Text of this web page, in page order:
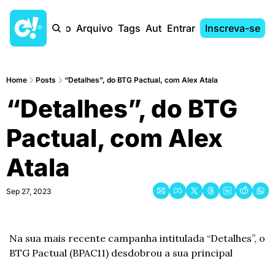
Início Arquivo Tags AutoresEntrar Inscreva-se
Home Posts “Detalhes”, do BTG Pactual, com Alex Atala
“Detalhes”, do BTG
Pactual, com Alex
Atala
Sep 27, 2023
Na sua mais recente campanha intitulada “Detalhes”, o
BTG Pactual (BPAC11) desdobrou a sua principal